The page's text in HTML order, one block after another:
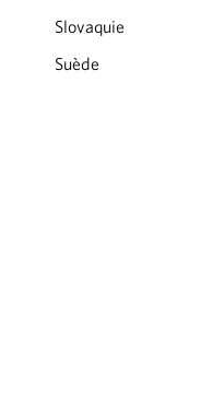
Slovaquie
Suède
à la